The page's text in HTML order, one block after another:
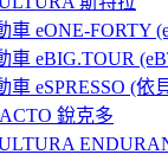
車 eONE-FORTY
車 eBIG.TOUR
車 eSPRESSO (依
銳克多